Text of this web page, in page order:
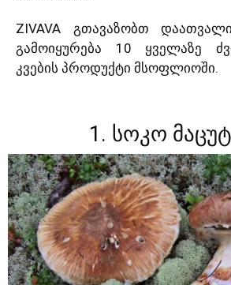
ZIVAVA გთავაზობთ
გამოიყურება 10 ყველაზე
კვების პროდუქტი მსოფლიოში.
1. სოკო